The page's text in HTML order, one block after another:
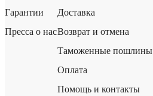
Гарантии
Пресса о нас
Доставка
Возврат и отмена
Таможенные пошлины
Оплата
Помощь и контакты